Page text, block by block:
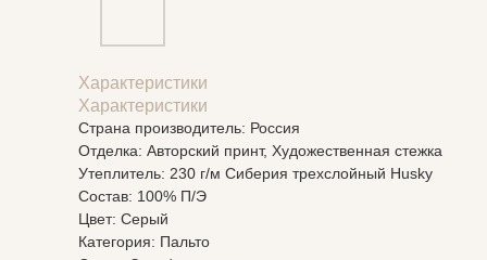
Характеристики
Характеристики
Страна производитель: Россия
Отделка: Авторский принт, Художественная стежка
Утеплитель: 230 г/м Сиберия трехслойный Husky
Состав: 100% П/Э
Цвет: Серый
Категория: Пальто